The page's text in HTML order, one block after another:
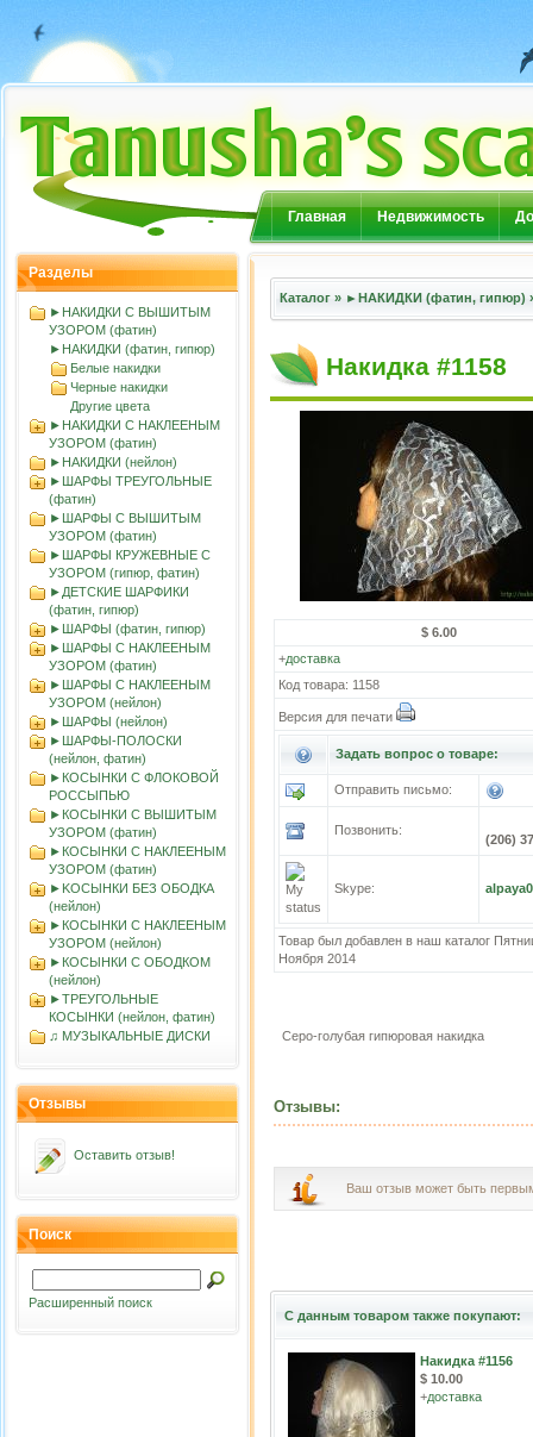
Главная Недвижимость
Разделы
►НАКИДКИ С ВЫШИТЫМ
УЗОРОМ (фатин)
►НАКИДКИ (фатин, гипюр)
Белые накидки
Черные накидки
Другие цвета
►НАКИДКИ С НАКЛЕЕНЫМ
УЗОРОМ (фатин)
►НАКИДКИ (нейлон)
►ШАРФЫ ТРЕУГОЛЬНЫЕ
(фатин)
►ШАРФЫ С ВЫШИТЫМ
УЗОРОМ (фатин)
►ШАРФЫ КРУЖЕВНЫЕ С
УЗОРОМ (гипюр, фатин)
►ДЕТСКИЕ ШАРФИКИ
(фатин, гипюр)
►ШАРФЫ (фатин, гипюр)
►ШАРФЫ С НАКЛЕЕНЫМ
УЗОРОМ (фатин)
►ШАРФЫ С НАКЛЕЕНЫМ
УЗОРОМ (нейлон)
►ШАРФЫ (нейлон)
►ШАРФЫ-ПОЛОСКИ
(нейлон, фатин)
►КОСЫНКИ С ФЛОКОВОЙ
РОССЫПЬЮ
►КОСЫНКИ С ВЫШИТЫМ
УЗОРОМ (фатин)
►КОСЫНКИ С НАКЛЕЕНЫМ
УЗОРОМ (фатин)
►KOСЫНКИ БЕЗ ОБОДКА
(нейлон)
►КОСЫНКИ С НАКЛЕЕНЫМ
УЗОРОМ (нейлон)
►КОСЫНКИ С ОБОДКОМ
(нейлон)
►ТРЕУГОЛЬНЫЕ
КОСЫНКИ (нейлон, фатин)
♫ МУЗЫКАЛЬНЫЕ ДИСКИ
Отзывы
Оставить отзыв!
Поиск
Расширенный поиск
Каталог » ►НАКИДКИ (фатин, гипюр)
Накидка #1158
$ 6.00
+доставка
Код товара: 1158
Версия для печати
Задать вопрос о товаре:
Отправить письмо:
Позвонить:
(206)
Skype:
Товар был добавлен в наш каталог
Ноября 2014
Серо-голубая гипюровая накидка
Отзывы:
Ваш отзыв может быть
С данным товаром также покупают:
Накидка #1156
$ 10.00
+доставка